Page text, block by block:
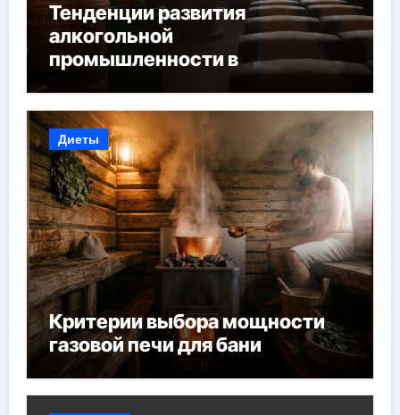
Тенденции развития
алкогольной
промышленности в
Диеты
Критерии выбора мощности
газовой печи для бани